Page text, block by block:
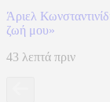
Άριελ
ζωή μου»
43 λεπτά πριν